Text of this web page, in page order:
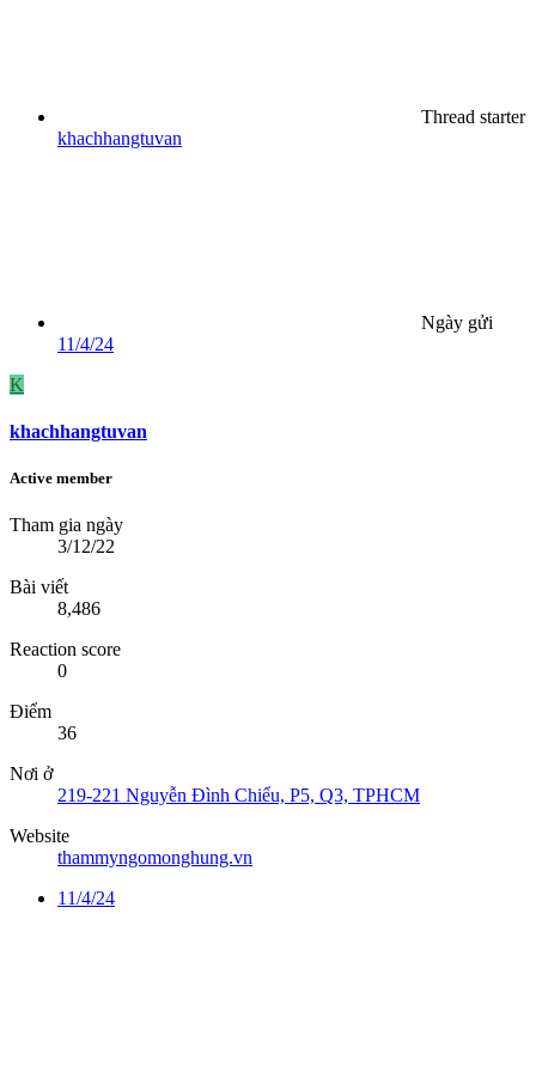
Thread starter
khachhangtuvan
Ngày gửi
11/4/24
K
khachhangtuvan
Active member
Tham gia ngày
3/12/22
Bài viết
8,486
Reaction score
0
Điểm
36
Nơi ở
219-221 Nguyễn Đình Chiểu, P5, Q3, TPHCM
Website
thammyngomonghung.vn
11/4/24